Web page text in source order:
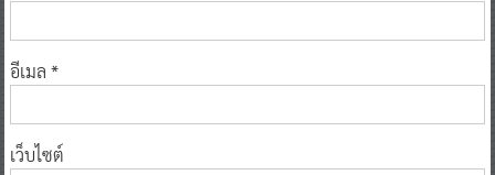
อีเมล *
เว็บไซต์